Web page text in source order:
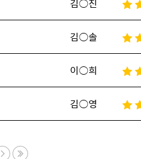
김○진
김○솔
이○희
김○영